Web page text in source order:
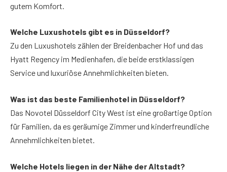
gutem Komfort.
Welche Luxushotels gibt es in Düsseldorf?
Zu den Luxushotels zählen der Breidenbacher Hof und das
Hyatt Regency im Medienhafen, die beide erstklassigen
Service und luxuriöse Annehmlichkeiten bieten.
Was ist das beste Familienhotel in Düsseldorf?
Das Novotel Düsseldorf City West ist eine großartige Option
für Familien, da es geräumige Zimmer und kinderfreundliche
Annehmlichkeiten bietet.
Welche Hotels liegen in der Nähe der Altstadt?